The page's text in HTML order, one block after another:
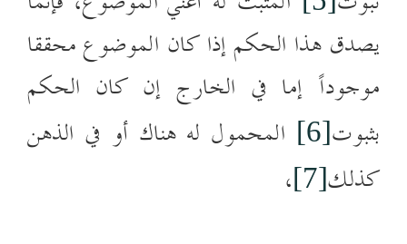
يصدق هذا الحكم إذا كان الموضوع محققا
موجوداً إما في الخارج إن كان الحكم
بثبوت[6] المحمول له هناك أو في الذهن
كذلك[7]،